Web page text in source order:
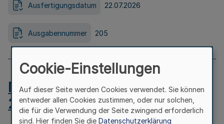
Ausfertigungsdatum 22.07.2026
Ausgabennummer 205
MB.NRW 2026 Nr. 204 vom
24.07.2026
Cookie-Einstellungen
Auf dieser Seite werden Cookies verwendet. Sie können
entweder allen Cookies zustimmen, oder nur solchen,
die für die Verwendung der Seite zwingend erforderlich
sind. Hier finden Sie die Datenschutzerklärung